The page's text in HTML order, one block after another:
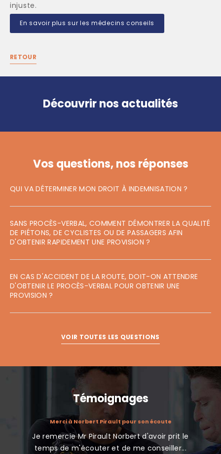
injuste.
En savoir plus sur les médecins conseils
RETOUR
Découvrir nos actualités
Vos questions, nos réponses
QUI VA DÉTERMINER MON DROIT À INDEMNISATION ?
SANS PROCÈS-VERBAL, COMMENT DÉMONTRER LA QUALITÉ
DE PIÉTONS, DE CYCLISTES OU DE PASSAGERS AFIN
D'OBTENIR RAPIDEMENT UNE PROVISION ?
EN CAS D'ACCIDENT DE LA ROUTE, DOIT-ON ATTENDRE
D'OBTENIR LE PROCÈS-VERBAL POUR OBTENIR UNE
PROVISION ?
VOIR TOUTES LES QUESTIONS
Témoignages
Merci à Norbert Pirault pour son écoute
Je remercie Mr Pirault Norbert d'avoir prit le
temps de m'écouter et de me conseiller...
J'ai